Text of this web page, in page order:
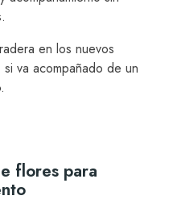
en los nuevos
va acompañado de un
flores para